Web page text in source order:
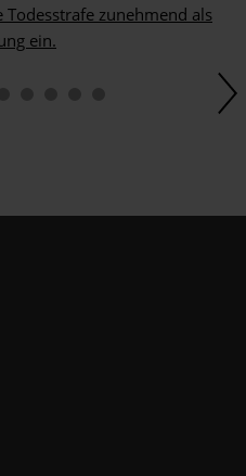
zunehmend als
ein.